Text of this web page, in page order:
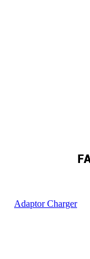
Adaptor Charger